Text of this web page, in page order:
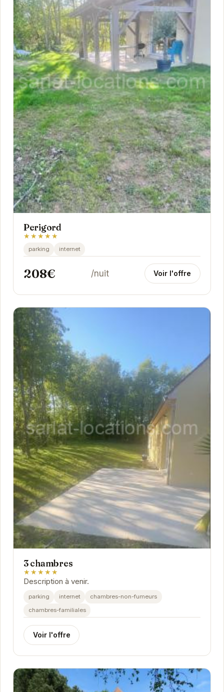
Perigord
★★★★★
parking internet
208€ /nuit Voir l'offre
3 chambres
★★★★★
Description à venir.
parking internet
chambres-non-fumeurs
chambres-familiales
Voir l'offre